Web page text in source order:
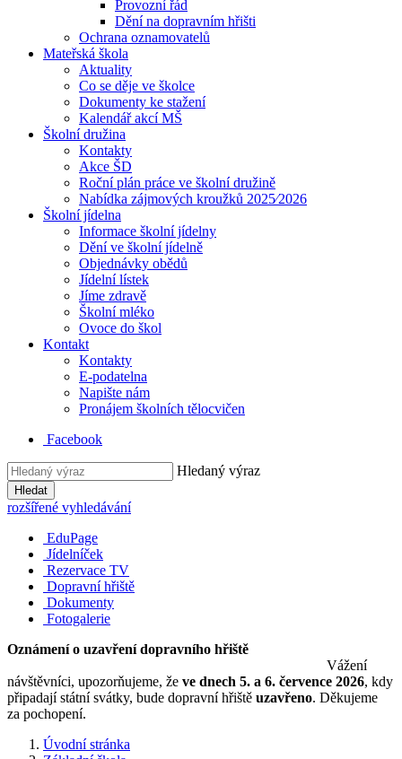
Provozní řád
Dění na dopravním hřišti
Ochrana oznamovatelů
Mateřská škola
Aktuality
Co se děje ve školce
Dokumenty ke stažení
Kalendář akcí MŠ
Školní družina
Kontakty
Akce ŠD
Roční plán práce ve školní družině
Nabídka zájmových kroužků 2025⁄2026
Školní jídelna
Informace školní jídelny
Dění ve školní jídelně
Objednávky obědů
Jídelní lístek
Jíme zdravě
Školní mléko
Ovoce do škol
Kontakt
Kontakty
E-podatelna
Napište nám
Pronájem školních tělocvičen
Facebook
Hledaný výraz
Hledat
rozšířené vyhledávání
EduPage
Jídelníček
Rezervace TV
Dopravní hřiště
Dokumenty
Fotogalerie
Oznámení o uzavření dopravního hřiště
Vážení
návštěvníci, upozorňujeme, že ve dnech 5. a 6. července 2026, kdy
připadají státní svátky, bude dopravní hřiště uzavřeno. Děkujeme
za pochopení.
Úvodní stránka